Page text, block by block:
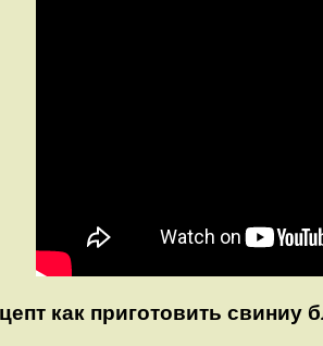
как приготовить свиниу